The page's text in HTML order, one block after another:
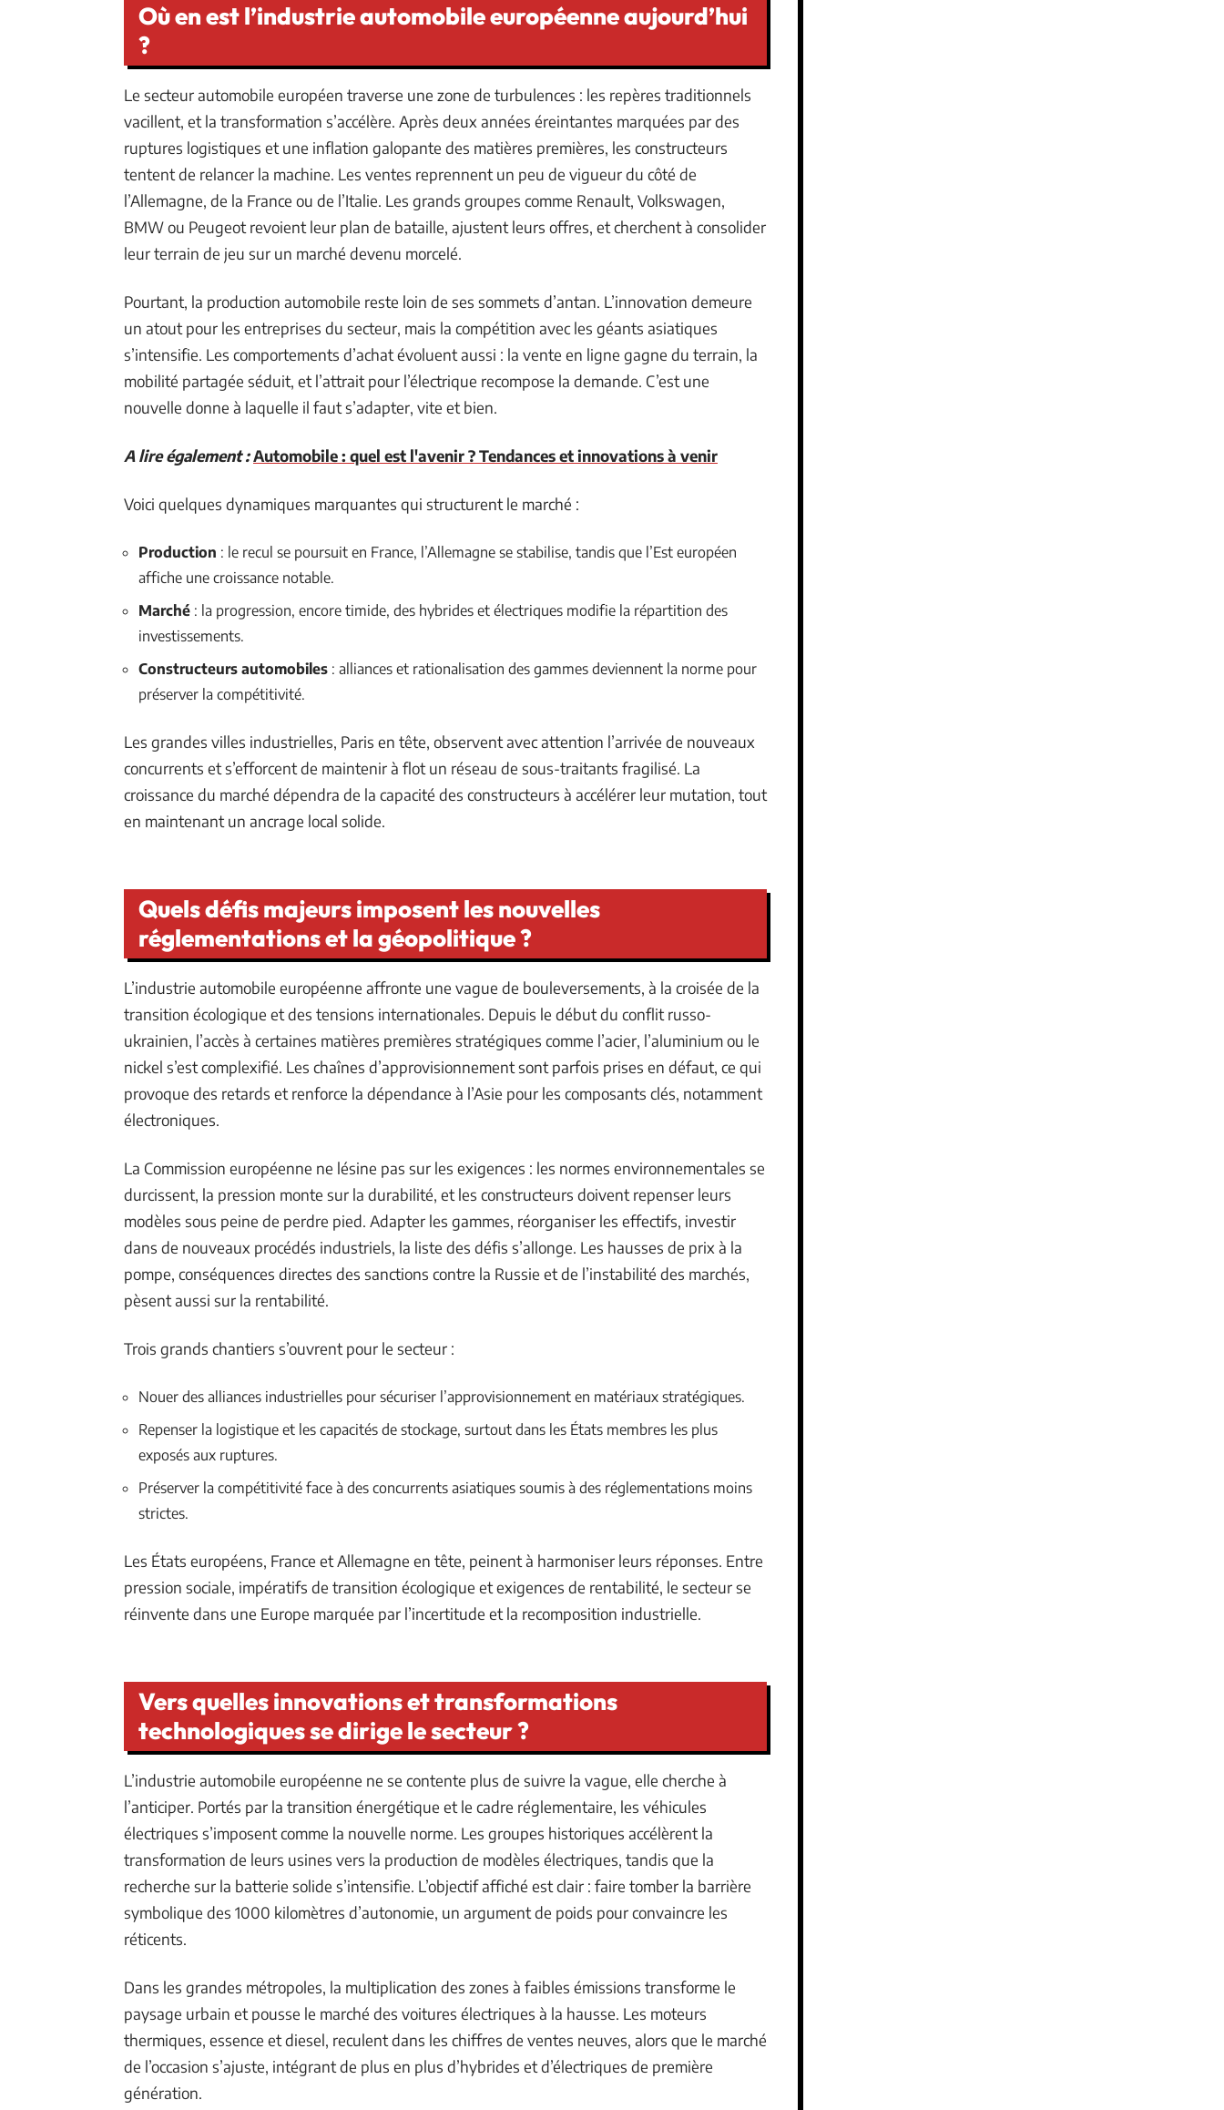
Où en est l’industrie automobile européenne aujourd’hui
?
Le secteur automobile européen traverse une zone de turbulences : les repères traditionnels
vacillent, et la transformation s’accélère. Après deux années éreintantes marquées par des
ruptures logistiques et une inflation galopante des matières premières, les constructeurs
tentent de relancer la machine. Les ventes reprennent un peu de vigueur du côté de
l’Allemagne, de la France ou de l’Italie. Les grands groupes comme Renault, Volkswagen,
BMW ou Peugeot revoient leur plan de bataille, ajustent leurs offres, et cherchent à consolider
leur terrain de jeu sur un marché devenu morcelé.
Pourtant, la production automobile reste loin de ses sommets d’antan. L’innovation demeure
un atout pour les entreprises du secteur, mais la compétition avec les géants asiatiques
s’intensifie. Les comportements d’achat évoluent aussi : la vente en ligne gagne du terrain, la
mobilité partagée séduit, et l’attrait pour l’électrique recompose la demande. C’est une
nouvelle donne à laquelle il faut s’adapter, vite et bien.
A lire également :Automobile : quel est l'avenir ? Tendances et innovations à venir
Voici quelques dynamiques marquantes qui structurent le marché :
Production : le recul se poursuit en France, l’Allemagne se stabilise, tandis que l’Est européen
affiche une croissance notable.
Marché : la progression, encore timide, des hybrides et électriques modifie la répartition des
investissements.
Constructeurs automobiles : alliances et rationalisation des gammes deviennent la norme pour
préserver la compétitivité.
Les grandes villes industrielles, Paris en tête, observent avec attention l’arrivée de nouveaux
concurrents et s’efforcent de maintenir à flot un réseau de sous-traitants fragilisé. La
croissance du marché dépendra de la capacité des constructeurs à accélérer leur mutation, tout
en maintenant un ancrage local solide.
Quels défis majeurs imposent les nouvelles
réglementations et la géopolitique ?
L’industrie automobile européenne affronte une vague de bouleversements, à la croisée de la
transition écologique et des tensions internationales. Depuis le début du conflit russo-
ukrainien, l’accès à certaines matières premières stratégiques comme l’acier, l’aluminium ou le
nickel s’est complexifié. Les chaînes d’approvisionnement sont parfois prises en défaut, ce qui
provoque des retards et renforce la dépendance à l’Asie pour les composants clés, notamment
électroniques.
La Commission européenne ne lésine pas sur les exigences : les normes environnementales se
durcissent, la pression monte sur la durabilité, et les constructeurs doivent repenser leurs
modèles sous peine de perdre pied. Adapter les gammes, réorganiser les effectifs, investir
dans de nouveaux procédés industriels, la liste des défis s’allonge. Les hausses de prix à la
pompe, conséquences directes des sanctions contre la Russie et de l’instabilité des marchés,
pèsent aussi sur la rentabilité.
Trois grands chantiers s’ouvrent pour le secteur :
Nouer des alliances industrielles pour sécuriser l’approvisionnement en matériaux stratégiques.
Repenser la logistique et les capacités de stockage, surtout dans les États membres les plus
exposés aux ruptures.
Préserver la compétitivité face à des concurrents asiatiques soumis à des réglementations moins
strictes.
Les États européens, France et Allemagne en tête, peinent à harmoniser leurs réponses. Entre
pression sociale, impératifs de transition écologique et exigences de rentabilité, le secteur se
réinvente dans une Europe marquée par l’incertitude et la recomposition industrielle.
Vers quelles innovations et transformations
technologiques se dirige le secteur ?
L’industrie automobile européenne ne se contente plus de suivre la vague, elle cherche à
l’anticiper. Portés par la transition énergétique et le cadre réglementaire, les véhicules
électriques s’imposent comme la nouvelle norme. Les groupes historiques accélèrent la
transformation de leurs usines vers la production de modèles électriques, tandis que la
recherche sur la batterie solide s’intensifie. L’objectif affiché est clair : faire tomber la barrière
symbolique des 1000 kilomètres d’autonomie, un argument de poids pour convaincre les
réticents.
Dans les grandes métropoles, la multiplication des zones à faibles émissions transforme le
paysage urbain et pousse le marché des voitures électriques à la hausse. Les moteurs
thermiques, essence et diesel, reculent dans les chiffres de ventes neuves, alors que le marché
de l’occasion s’ajuste, intégrant de plus en plus d’hybrides et d’électriques de première
génération.